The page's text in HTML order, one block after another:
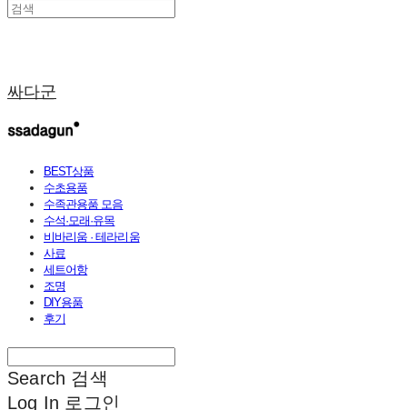
싸다군
BEST상품
수초용품
수족관용품 모음
수석·모래·유목
비바리움 · 테라리움
사료
세트어항
조명
DIY용품
후기
Search 검색
Log In 로그인